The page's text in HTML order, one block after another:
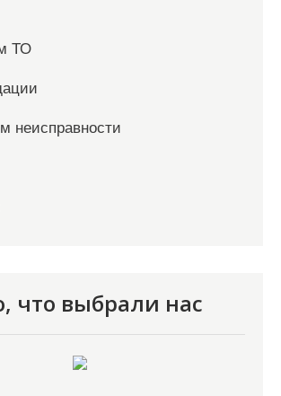
ТО
неисправности
что выбрали нас